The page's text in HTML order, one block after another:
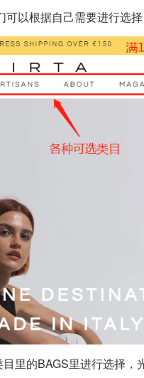
以根据自己需要进行选择
里的BAGS里进行选择，